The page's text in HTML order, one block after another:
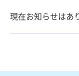
現在お知らせはあ